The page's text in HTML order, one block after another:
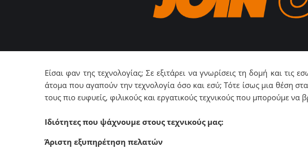
Είσαι φαν της τεχνολογίας; Σε εξιτάρει να γνωρίσεις τη δομή και
άτομα που αγαπούν την τεχνολογία όσο και εσύ; Τότε ίσως μια θέση
τους πιο ευφυείς, φιλικούς και εργατικούς τεχνικούς που μπορούμε να
Ιδιότητες που ψάχνουμε στους τεχνικούς μας:
Άριστη εξυπηρέτηση πελατών